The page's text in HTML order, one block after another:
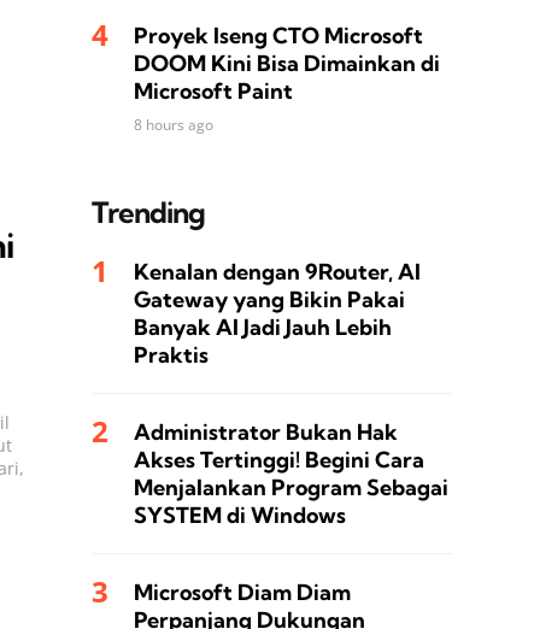
Proyek Iseng CTO Microsoft
DOOM Kini Bisa Dimainkan di
Microsoft Paint
8 hours ago
Trending
Kenalan dengan 9Router, AI
Gateway yang Bikin Pakai
Banyak AI Jadi Jauh Lebih
Praktis
Administrator Bukan Hak
Akses Tertinggi! Begini Cara
Menjalankan Program Sebagai
SYSTEM di Windows
Microsoft Diam Diam
Perpanjang Dukungan